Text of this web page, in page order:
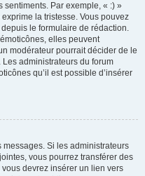
sentiments. Par exemple, « :) »
la tristesse. Vous pouvez
le formulaire de rédaction.
elles peuvent
modérateur pourrait décider de le
administrateurs du forum
qu’il est possible d’insérer
Si les administrateurs
vous pourrez transférer des
devrez insérer un lien vers